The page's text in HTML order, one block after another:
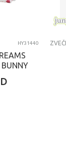
HY31440